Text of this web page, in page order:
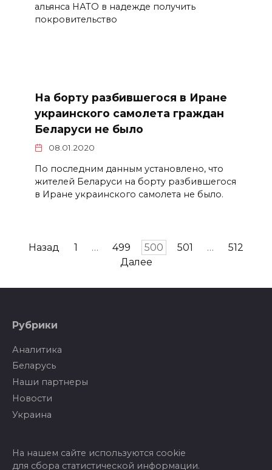
альянса НАТО в надежде получить
покровительство
На борту разбившегося в Иране
украинского самолета граждан
Беларуси не было
08.01.2020
По последним данным установлено, что
жителей Беларуси на борту разбившегося
в Иране украинского самолета не было.
Пагинация
Назад 1 … 499 500 501 …
512
Далее
Рубрики
Аналитика
Беларусь
Наши партнеры
Новости
Украина
На нашем сайте используются cookie
для сбора статистической информации.